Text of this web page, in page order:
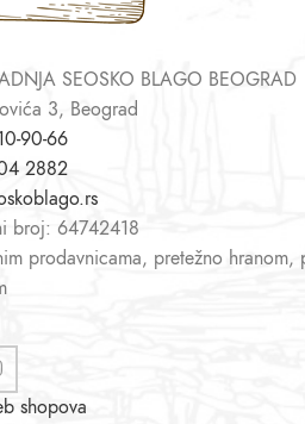
SEOSKO BLAGO BEOGRAD
3, Beograd
90-66
2882
broj: 64742418
prodavnicama, pretežno hranom,
shopova